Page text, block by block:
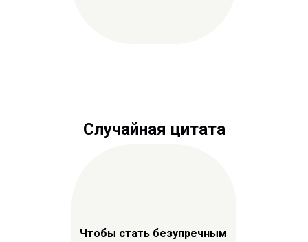
Случайная цитата
Чтобы стать безупречным